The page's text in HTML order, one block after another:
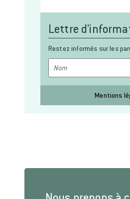
Lettre
Restez informés sur les
Mentions